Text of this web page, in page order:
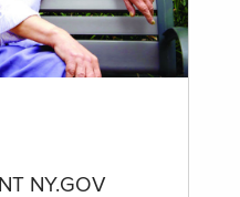
NY.GOV